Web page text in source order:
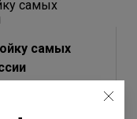
самых